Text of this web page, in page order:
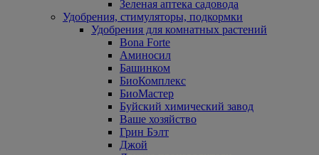
Зеленая аптека садовода
Удобрения, стимуляторы, подкормки
Удобрения для комнатных растений
Bona Forte
Аминосил
Башинком
БиоКомплекс
БиоМастер
Буйский химический завод
Ваше хозяйство
Грин Бэлт
Джой